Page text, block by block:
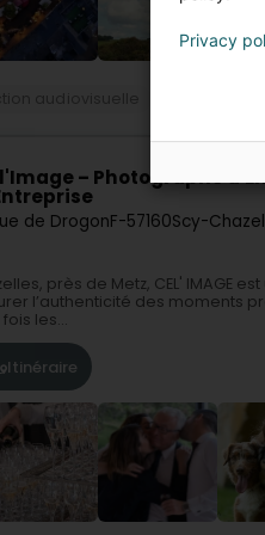
– Photographe
de DrogonF-57160Scy-
près de Metz, CEL' IMAGE
l’authenticité des moments
les...
Itinéraire
Privacy